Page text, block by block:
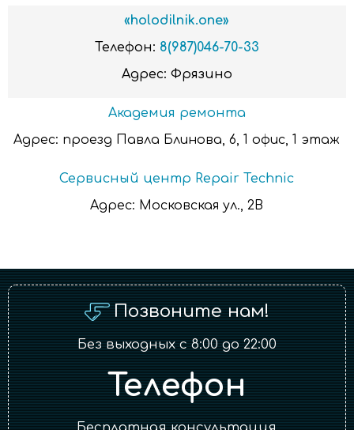
«holodilnik.one»
Телефон: 8(987)046-70-33
Адрес: Фрязино
Академия ремонта
Адрес: проезд Павла Блинова, 6, 1 офис, 1 этаж
Сервисный центр Repair Technic
Адрес: Московская ул., 2В
Позвоните нам!
Без выходных с 8:00 до 22:00
Телефон